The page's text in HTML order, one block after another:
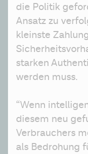
die Politik
Ansatz zu
kleinste
starken
werden muss.
“Wenn
diesem neu
Verbrauchers
als Bedrohung